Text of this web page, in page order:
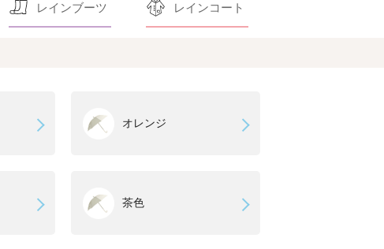
レインブーツ レインコート
オレンジ
茶色